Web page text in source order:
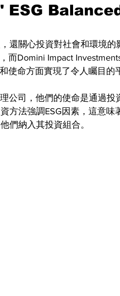
還關心投資對社會和環境的
而Domini Impact
使命方面實現了令人矚目的
公司，他們的使命是通過投
方法強調ESG因素，這意味
們納入其投資組合。